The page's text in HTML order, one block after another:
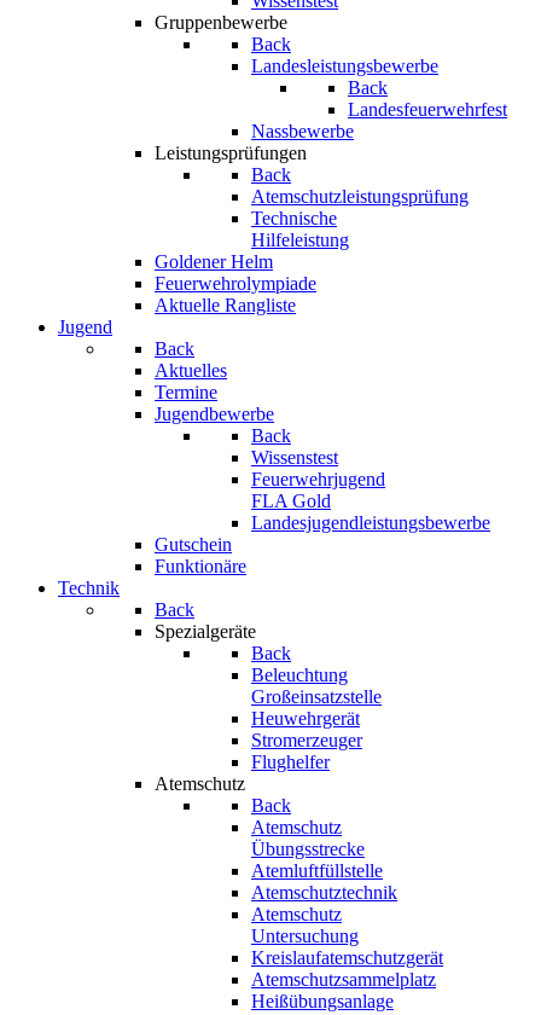
Gruppenbewerbe
Back
Landesleistungsbewerbe
Back
Landesfeuerwehrfest
Nassbewerbe
Leistungsprüfungen
Back
Atemschutzleistungsprüfung
Technische
Hilfeleistung
Goldener Helm
Feuerwehrolympiade
Aktuelle Rangliste
Jugend
Back
Aktuelles
Termine
Jugendbewerbe
Back
Wissenstest
Feuerwehrjugend
FLA Gold
Landesjugendleistungsbewerbe
Gutschein
Funktionäre
Technik
Back
Spezialgeräte
Back
Beleuchtung
Großeinsatzstelle
Heuwehrgerät
Stromerzeuger
Flughelfer
Atemschutz
Back
Atemschutz
Übungsstrecke
Atemluftfüllstelle
Atemschutztechnik
Atemschutz
Untersuchung
Kreislaufatemschutzgerät
Atemschutzsammelplatz
Heißübungsanlage